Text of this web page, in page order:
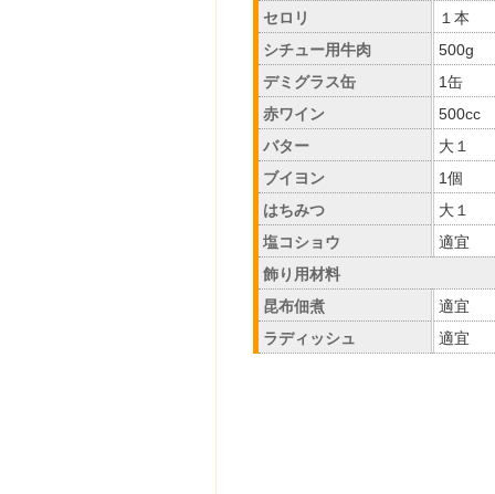
セロリ
１本
シチュー用牛肉
500g
デミグラス缶
1缶
赤ワイン
500cc
バター
大１
ブイヨン
1個
はちみつ
大１
塩コショウ
適宜
飾り用材料
昆布佃煮
適宜
ラディッシュ
適宜